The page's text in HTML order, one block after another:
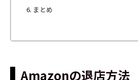
まとめ
Amazonの退店方法